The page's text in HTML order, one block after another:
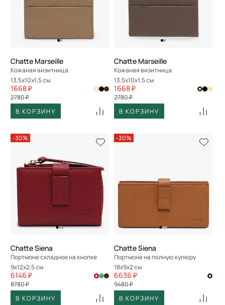
Chatte Marseille
Кожаная визитница
13,5x10x1,5 см
1668 ₽
2780 ₽
В КОРЗИНУ
Chatte Marseille
Кожаная визитница
13,5x10x1,5 см
1668 ₽
2780 ₽
В КОРЗИНУ
-30%
Chatte Siena
Портмоне складное на кнопке
9x12x2,5 см
6146 ₽
8780 ₽
В КОРЗИНУ
-30%
Chatte Siena
Портмоне на полную купюру
18x9x2 см
6636 ₽
9480 ₽
В КОРЗИНУ